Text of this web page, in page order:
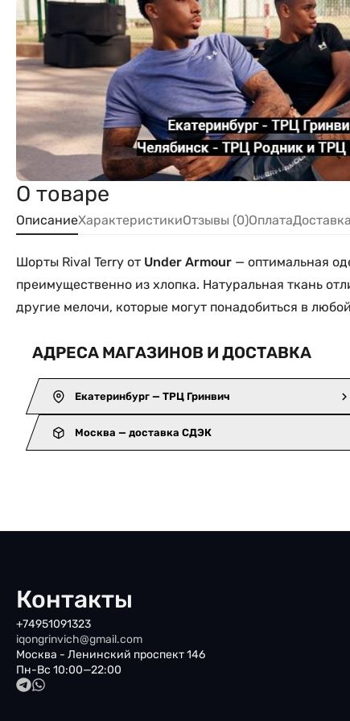
О товаре
ОписаниеХарактеристикиОтзывы (0)ОплатаДоставка
Шорты Rival Terry от Under Armour — оптимальная
преимущественно из хлопка. Натуральная ткань
другие мелочи, которые могут понадобиться в
АДРЕСА МАГАЗИНОВ И ДОСТАВКА
Екатеринбург — ТРЦ Гринвич
Москва — доставка СДЭК
Контакты
+74951091323
iqongrinvich@gmail.com
Москва - Ленинский проспект 146
Пн-Вс 10:00—22:00